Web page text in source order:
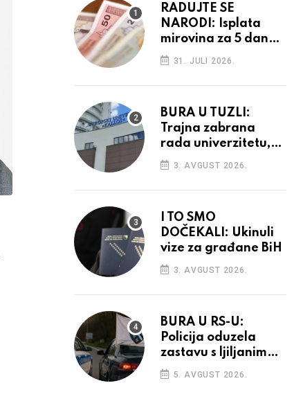
RADUJTE SE
NARODI: Isplata
mirovina za 5 dana,
retroaktivna
povećanja
31. JULI 2026.
BURA U TUZLI:
Trajna zabrana
rada univerzitetu,
provedba sudskih
odluka
3. AVGUST 2026.
I TO SMO
DOČEKALI: Ukinuli
vize za građane BiH
3. AVGUST 2026.
BURA U RS-U:
Policija oduzela
zastavu s ljiljanima,
uručila prekršajni
nalog
5. AVGUST 2026.